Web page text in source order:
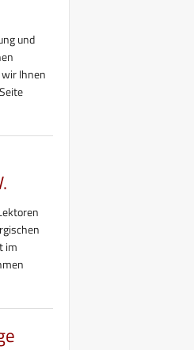
und
Ihnen
im